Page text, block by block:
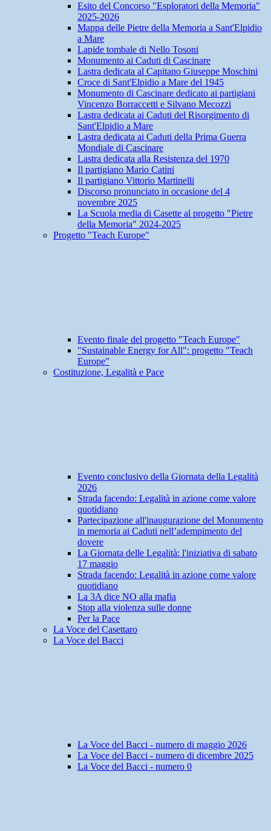
Esito del Concorso "Esploratori della Memoria"
2025-2026
Mappa delle Pietre della Memoria a Sant'Elpidio
a Mare
Lapide tombale di Nello Tosoni
Monumento ai Caduti di Cascinare
Lastra dedicata al Capitano Giuseppe Moschini
Croce di Sant'Elpidio a Mare del 1945
Monumento di Cascinare dedicato ai partigiani
Vincenzo Borraccetti e Silvano Mecozzi
Lastra dedicata ai Caduti del Risorgimento di
Sant'Elpidio a Mare
Lastra dedicata ai Caduti della Prima Guerra
Mondiale di Cascinare
Lastra dedicata alla Resistenza del 1970
Il partigiano Mario Catini
Il partigiano Vittorio Martinelli
Discorso pronunciato in occasione del 4
novembre 2025
La Scuola media di Casette al progetto "Pietre
della Memoria" 2024-2025
Progetto "Teach Europe"
Evento finale del progetto "Teach Europe"
"Sustainable Energy for All": progetto "Teach
Europe"
Costituzione, Legalità e Pace
Evento conclusivo della Giornata della Legalità
2026
Strada facendo: Legalità in azione come valore
quotidiano
Partecipazione all'inaugurazione del Monumento
in memoria ai Caduti nell’adempimento del
dovere
La Giornata delle Legalità: l'iniziativa di sabato
17 maggio
Strada facendo: Legalità in azione come valore
quotidiano
La 3A dice NO alla mafia
Stop alla violenza sulle donne
Per la Pace
La Voce del Casettaro
La Voce del Bacci
La Voce del Bacci - numero di maggio 2026
La Voce del Bacci - numero di dicembre 2025
La Voce del Bacci - numero 0